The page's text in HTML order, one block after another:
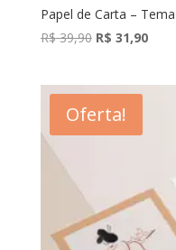
Papel de Carta –
R$39,90 O
era:
R$ 39,90.
R$ 31,90O
Oferta!